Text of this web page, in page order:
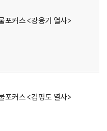
포커스 <강융기 열사>
포커스 <김평도 열사>